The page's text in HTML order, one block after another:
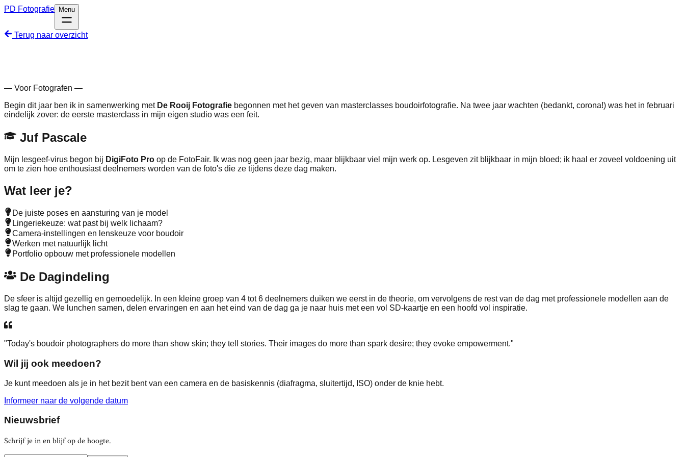
PD Fotografie Menu
Terug naar overzicht
— Voor Fotografen —
Begin dit jaar ben ik in samenwerking met De Rooij Fotografie begonnen met het geven van masterclasses boudoirfotografie. Na twee jaar wachten (bedankt, corona!) was het in februari
eindelijk zover: de eerste masterclass in mijn eigen studio was een feit.
Juf Pascale
Mijn lesgeef-virus begon bij DigiFoto Pro op de FotoFair. Ik was nog geen jaar bezig, maar blijkbaar viel mijn werk op. Lesgeven zit blijkbaar in mijn bloed; ik haal er zoveel voldoening uit
om te zien hoe enthousiast deelnemers worden van de foto's die ze tijdens deze dag maken.
Wat leer je?
De juiste poses en aansturing van je model
Lingeriekeuze: wat past bij welk lichaam?
Camera-instellingen en lenskeuze voor boudoir
Werken met natuurlijk licht
Portfolio opbouw met professionele modellen
De Dagindeling
De sfeer is altijd gezellig en gemoedelijk. In een kleine groep van 4 tot 6 deelnemers duiken we eerst in de theorie, om vervolgens de rest van de dag met professionele modellen aan de
slag te gaan. We lunchen samen, delen ervaringen en aan het eind van de dag ga je naar huis met een vol SD-kaartje en een hoofd vol inspiratie.
"Today's boudoir photographers do more than show skin; they tell stories. Their images do more than spark desire; they evoke empowerment."
Wil jij ook meedoen?
Je kunt meedoen als je in het bezit bent van een camera en de basiskennis (diafragma, sluitertijd, ISO) onder de knie hebt.
Informeer naar de volgende datum
Nieuwsbrief
Schrijf je in en blijf op de hoogte.